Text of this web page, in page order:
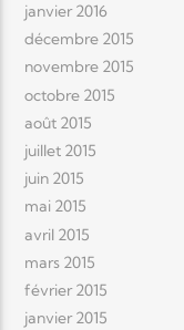
janvier 2016
décembre 2015
novembre 2015
octobre 2015
août 2015
juillet 2015
juin 2015
mai 2015
avril 2015
mars 2015
février 2015
janvier 2015